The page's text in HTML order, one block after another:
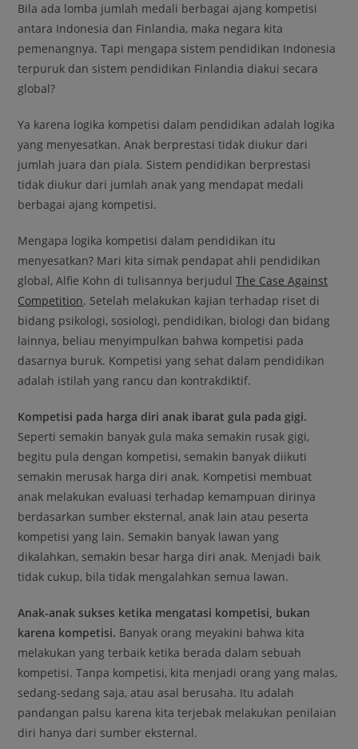
Bila ada lomba jumlah medali berbagai ajang kompetisi
antara Indonesia dan Finlandia, maka negara kita
pemenangnya. Tapi mengapa sistem pendidikan Indonesia
terpuruk dan sistem pendidikan Finlandia diakui secara
global?
Ya karena logika kompetisi dalam pendidikan adalah logika
yang menyesatkan. Anak berprestasi tidak diukur dari
jumlah juara dan piala. Sistem pendidikan berprestasi
tidak diukur dari jumlah anak yang mendapat medali
berbagai ajang kompetisi.
Mengapa logika kompetisi dalam pendidikan itu
menyesatkan? Mari kita simak pendapat ahli pendidikan
global, Alfie Kohn di tulisannya berjudulThe Case Against
Competition. Setelah melakukan kajian terhadap riset di
bidang psikologi, sosiologi, pendidikan, biologi dan bidang
lainnya, beliau menyimpulkan bahwa kompetisi pada
dasarnya buruk. Kompetisi yang sehat dalam pendidikan
adalah istilah yang rancu dan kontrakdiktif.
Kompetisi pada harga diri anak ibarat gula pada gigi.
Seperti semakin banyak gula maka semakin rusak gigi,
begitu pula dengan kompetisi, semakin banyak diikuti
semakin merusak harga diri anak. Kompetisi membuat
anak melakukan evaluasi terhadap kemampuan dirinya
berdasarkan sumber eksternal, anak lain atau peserta
kompetisi yang lain. Semakin banyak lawan yang
dikalahkan, semakin besar harga diri anak. Menjadi baik
tidak cukup, bila tidak mengalahkan semua lawan.
Anak-anak sukses ketika mengatasi kompetisi, bukan
karena kompetisi. Banyak orang meyakini bahwa kita
melakukan yang terbaik ketika berada dalam sebuah
kompetisi. Tanpa kompetisi, kita menjadi orang yang malas,
sedang-sedang saja, atau asal berusaha. Itu adalah
pandangan palsu karena kita terjebak melakukan penilaian
diri hanya dari sumber eksternal.